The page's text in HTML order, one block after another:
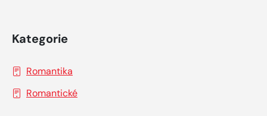
Kategorie
Romantika
Romantické